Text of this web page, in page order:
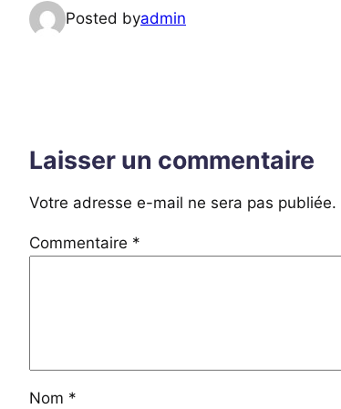
Posted byadmin
Laisser un commentaire
Votre adresse e-mail ne sera pas publiée.
Commentaire *
Nom *